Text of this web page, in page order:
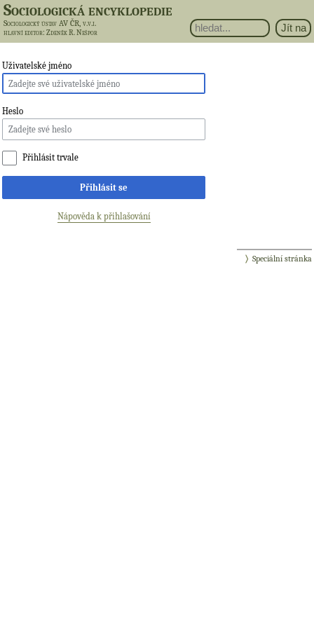
Sociologická encyklopedie
Sociologický ústav AV ČR, v.v.i.
hlavní editor: Zdeněk R. Nešpor
Uživatelské jméno
Heslo
Přihlásit trvale
Přihlásit se
Nápověda k přihlašování
Speciální stránka